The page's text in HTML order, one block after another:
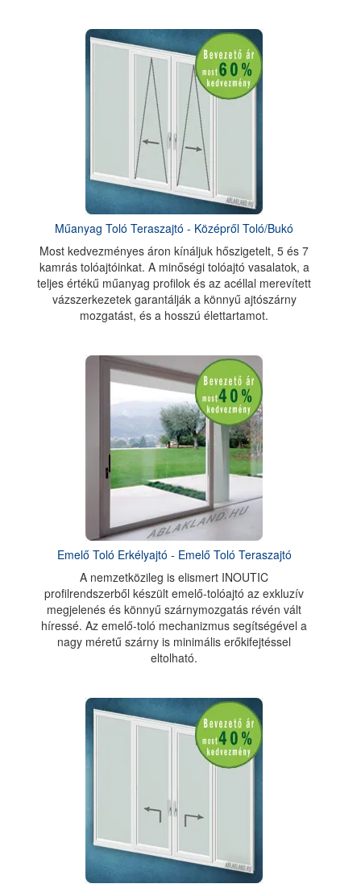
Műanyag Toló Teraszajtó - Középről Toló/Bukó
Most kedvezményes áron kínáljuk hőszigetelt, 5 és 7
kamrás tolóajtóinkat. A minőségi tolóajtó vasalatok, a
teljes értékű műanyag profilok és az acéllal merevített
vázszerkezetek garantálják a könnyű ajtószárny
mozgatást, és a hosszú élettartamot.
Emelő Toló Erkélyajtó - Emelő Toló Teraszajtó
A nemzetközileg is elismert INOUTIC
profilrendszerből készült emelő-tolóajtó az exkluzív
megjelenés és könnyű szárnymozgatás révén vált
híressé. Az emelő-toló mechanizmus segítségével a
nagy méretű szárny is minimális erőkifejtéssel
eltolható.